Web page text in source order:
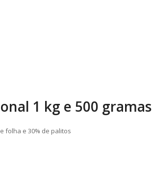
1 kg e 500 gramas
folha e 30% de palitos